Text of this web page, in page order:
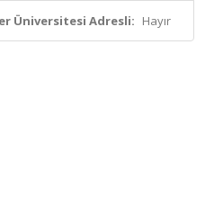
Üniversitesi Adresli: Hayır